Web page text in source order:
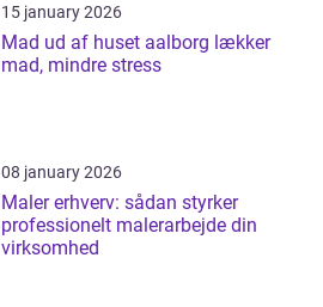
15 january 2026
Mad ud af huset aalborg lækker
mad, mindre stress
08 january 2026
Maler erhverv: sådan styrker
professionelt malerarbejde din
virksomhed